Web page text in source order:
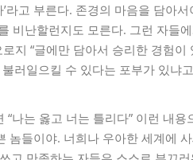
고 부른다. 존경의 마음을 담아서
비난할런지도 모른다. 그런 자들
지 “글에만 담아서 승리한 경험이
불러일으킬 수 있다는 포부가 있냐
나는 옳고 너는 틀리다” 이런 내
놈들이야. 너희나 우아한 세계에